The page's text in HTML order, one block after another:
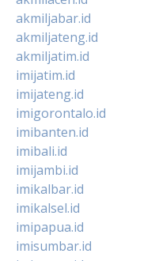
akmiljabar.id
akmiljateng.id
akmiljatim.id
imijatim.id
imijateng.id
imigorontalo.id
imibanten.id
imibali.id
imijambi.id
imikalbar.id
imikalsel.id
imipapua.id
imisumbar.id